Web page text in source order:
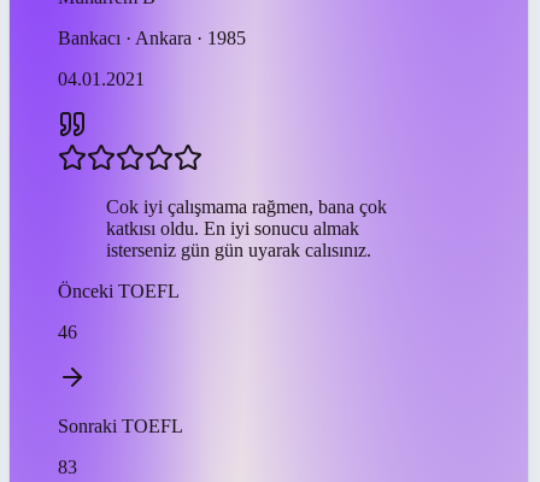
Bankacı · Ankara · 1985
04.01.2021
Cok iyi çalışmama rağmen, bana çok
katkısı oldu. En iyi sonucu almak
isterseniz gün gün uyarak calısınız.
Önceki TOEFL
46
Sonraki TOEFL
83